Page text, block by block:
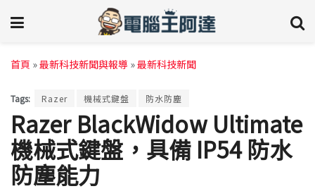
首頁 »最新科技新聞與報導 »最新科技新聞
Tags: Razer 機械式鍵盤 防水防塵
Razer BlackWidow Ultimate
機械式鍵盤，具備 IP54 防水
防塵能力